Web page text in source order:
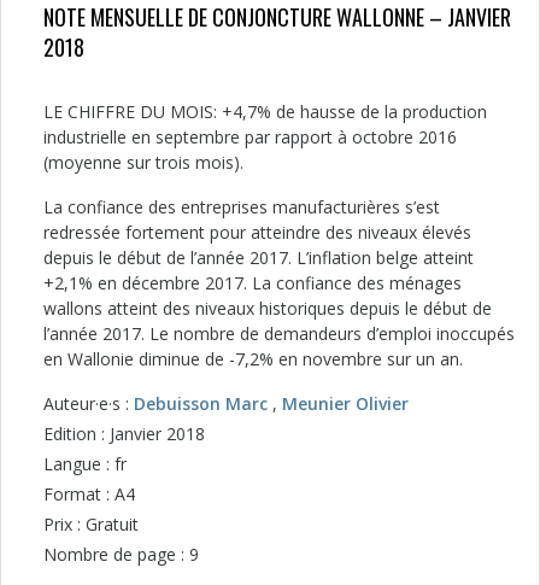
NOTE MENSUELLE DE CONJONCTURE WALLONNE – JANVIER
2018
LE CHIFFRE DU MOIS: +4,7% de hausse de la production
industrielle en septembre par rapport à octobre 2016
(moyenne sur trois mois).
La confiance des entreprises manufacturières s’est
redressée fortement pour atteindre des niveaux élevés
depuis le début de l’année 2017. L’inflation belge atteint
+2,1% en décembre 2017. La confiance des ménages
wallons atteint des niveaux historiques depuis le début de
l’année 2017. Le nombre de demandeurs d’emploi inoccupés
en Wallonie diminue de -7,2% en novembre sur un an.
Auteur·e·s : Debuisson Marc , Meunier Olivier
Edition : Janvier 2018
Langue : fr
Format : A4
Prix : Gratuit
Nombre de page : 9